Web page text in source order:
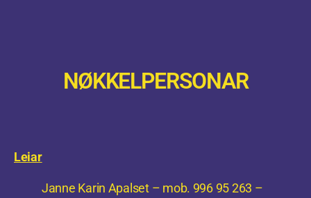
NØKKELPERSONAR
Leiar
Janne Karin Apalset – mob. 996 95 263 –